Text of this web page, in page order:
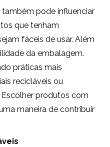
pode influenciar
que tenham
fáceis de usar. Além
da embalagem.
práticas mais
recicláveis ou
produtos com
maneira de contribuir